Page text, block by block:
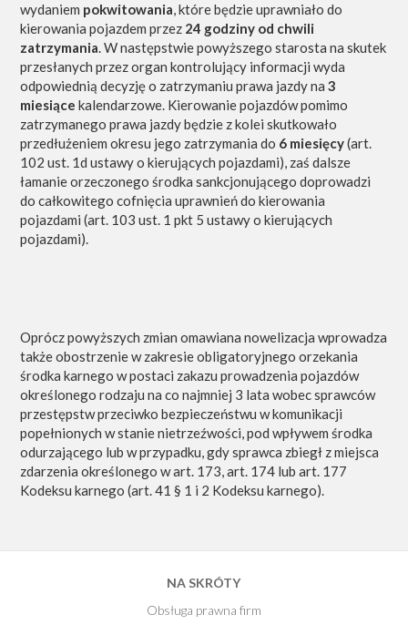
wydaniem pokwitowania, które będzie uprawniało do
kierowania pojazdem przez 24 godziny od chwili
zatrzymania. W następstwie powyższego starosta na skutek
przesłanych przez organ kontrolujący informacji wyda
odpowiednią decyzję o zatrzymaniu prawa jazdy na3
miesiące kalendarzowe. Kierowanie pojazdów pomimo
zatrzymanego prawa jazdy będzie z kolei skutkowało
przedłużeniem okresu jego zatrzymania do 6 miesięcy(art.
102 ust. 1d ustawy o kierujących pojazdami), zaś dalsze
łamanie orzeczonego środka sankcjonującego doprowadzi
do całkowitego cofnięcia uprawnień do kierowania
pojazdami (art. 103 ust. 1 pkt 5 ustawy o kierujących
pojazdami).
Oprócz powyższych zmian omawiana nowelizacja wprowadza
także obostrzenie w zakresie obligatoryjnego orzekania
środka karnego w postaci zakazu prowadzenia pojazdów
określonego rodzaju na co najmniej 3 lata wobec sprawców
przestępstw przeciwko bezpieczeństwu w komunikacji
popełnionych w stanie nietrzeźwości, pod wpływem środka
odurzającego lub w przypadku, gdy sprawca zbiegł z miejsca
zdarzenia określonego w art. 173, art. 174 lub art. 177
Kodeksu karnego (art. 41 § 1 i 2 Kodeksu karnego).
NA SKRÓTY
Obsługa prawna firm